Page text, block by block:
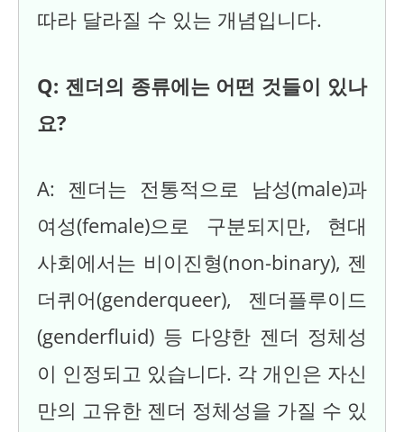
따라 달라질 수 있는 개념입니다.
Q: 젠더의 종류에는 어떤 것들이 있나
요?
A: 젠더는 전통적으로 남성(male)과
여성(female)으로 구분되지만, 현대
사회에서는 비이진형(non-binary), 젠
더퀴어(genderqueer), 젠더플루이드
(genderfluid) 등 다양한 젠더 정체성
이 인정되고 있습니다. 각 개인은 자신
만의 고유한 젠더 정체성을 가질 수 있